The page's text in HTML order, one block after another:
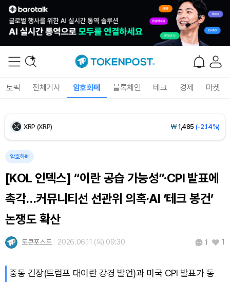
토픽 전체기사 암호화폐 블록체인 테크 경제 마켓
Ethereum (ETH) ₩2,720,043(+1.13%)
XRP (XRP) ₩ 1,485 (-2.14%)
Solana (SOL)
TRON (TRX) ₩ 465.4(-0.17%)
Hyperliquid (HYPE) ₩79,388(-3.02%)
암호화폐
[KOL 인덱스] “이란 공습 가능성”·CPI 발표에
촉각…커뮤니티선 선관위 의혹·AI ‘테크 봉건’
논쟁도 확산
토큰포스트 2026.06.11 (목) 09:30 1 1
중동 긴장(트럼프 대이란 강경 발언)과 미국 CPI 발표가 동